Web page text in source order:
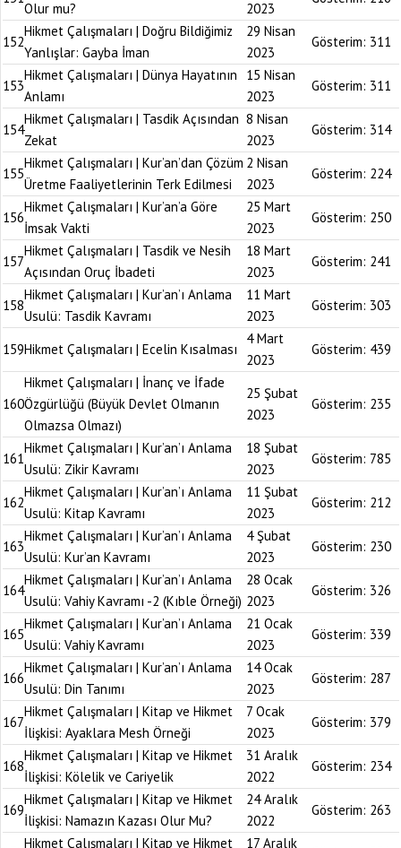
Olur mu?
2023
152
Hikmet Çalışmaları | Doğru Bildiğimiz
Yanlışlar: Gayba İman
29 Nisan
2023
Gösterim: 311
153
Hikmet Çalışmaları | Dünya Hayatının
Anlamı
15 Nisan
2023
Gösterim: 311
154
Hikmet Çalışmaları | Tasdik Açısından
Zekat
8 Nisan
2023
Gösterim: 314
155
Hikmet Çalışmaları | Kur’an’dan Çözüm
Üretme Faaliyetlerinin Terk Edilmesi
2 Nisan
2023
Gösterim: 224
156
Hikmet Çalışmaları | Kur’an’a Göre
İmsak Vakti
25 Mart
2023
Gösterim: 250
157
Hikmet Çalışmaları | Tasdik ve Nesih
Açısından Oruç İbadeti
18 Mart
2023
Gösterim: 241
158
Hikmet Çalışmaları | Kur’an’ı Anlama
Usulü: Tasdik Kavramı
11 Mart
2023
Gösterim: 303
159Hikmet Çalışmaları | Ecelin Kısalması
4 Mart
2023
Gösterim: 439
160
Hikmet Çalışmaları | İnanç ve İfade
Özgürlüğü (Büyük Devlet Olmanın
Olmazsa Olmazı)
25 Şubat
2023
Gösterim: 235
161
Hikmet Çalışmaları | Kur’an’ı Anlama
Usulü: Zikir Kavramı
18 Şubat
2023
Gösterim: 785
162
Hikmet Çalışmaları | Kur’an’ı Anlama
Usulü: Kitap Kavramı
11 Şubat
2023
Gösterim: 212
163
Hikmet Çalışmaları | Kur’an’ı Anlama
Usulü: Kur’an Kavramı
4 Şubat
2023
Gösterim: 230
164
Hikmet Çalışmaları | Kur’an’ı Anlama
Usulü: Vahiy Kavramı -2 (Kıble Örneği)
28 Ocak
2023
Gösterim: 326
165
Hikmet Çalışmaları | Kur’an’ı Anlama
Usulü: Vahiy Kavramı
21 Ocak
2023
Gösterim: 339
166
Hikmet Çalışmaları | Kur’an’ı Anlama
Usulü: Din Tanımı
14 Ocak
2023
Gösterim: 287
167
Hikmet Çalışmaları | Kitap ve Hikmet
İlişkisi: Ayaklara Mesh Örneği
7 Ocak
2023
Gösterim: 379
168
Hikmet Çalışmaları | Kitap ve Hikmet
İlişkisi: Kölelik ve Cariyelik
31 Aralık
2022
Gösterim: 234
169
Hikmet Çalışmaları | Kitap ve Hikmet
İlişkisi: Namazın Kazası Olur Mu?
24 Aralık
2022
Gösterim: 263
Hikmet Çalışmaları | Kitap ve Hikmet
17 Aralık